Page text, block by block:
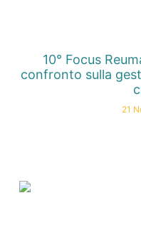
10° Focus
confronto sulla
21